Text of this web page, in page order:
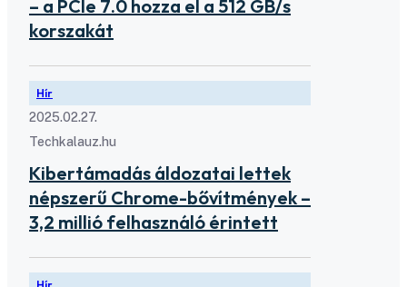
– a PCIe 7.0 hozza el a 512 GB/s
korszakát
Hír
2025.02.27.
Techkalauz.hu
Kibertámadás áldozatai lettek
népszerű Chrome-bővítmények –
3,2 millió felhasználó érintett